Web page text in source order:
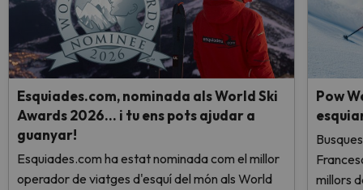
Esquiades.com, nominada als World Ski
Awards 2026… i tu ens pots ajudar a
guanyar!
Esquiades.com ha estat nominada com el millor
operador de viatges d'esquí del món als World
Pow
millors